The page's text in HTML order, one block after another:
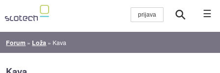
☰
Forum » Loža » Kava